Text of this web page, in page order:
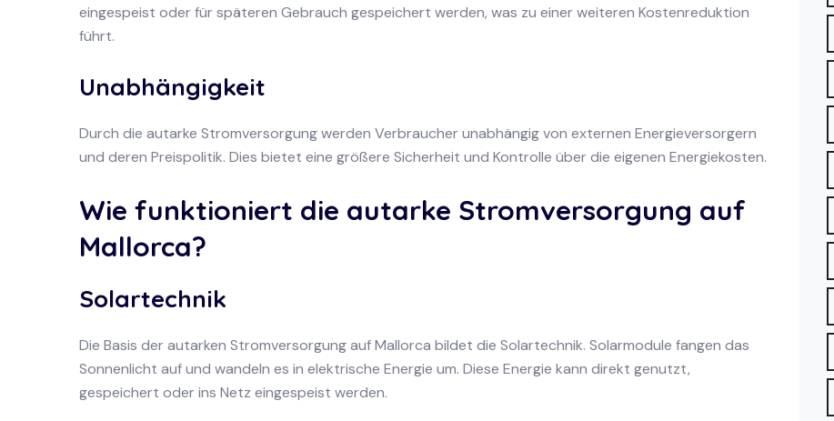
eingespeist oder für späteren Gebrauch gespeichert werden, was zu einer weiteren Kostenreduktion
führt.
Unabhängigkeit
Durch die autarke Stromversorgung werden Verbraucher unabhängig von externen Energieversorgern
und deren Preispolitik. Dies bietet eine größere Sicherheit und Kontrolle über die eigenen Energiekosten.
Wie funktioniert die autarke Stromversorgung auf
Mallorca?
Solartechnik
Die Basis der autarken Stromversorgung auf Mallorca bildet die Solartechnik. Solarmodule fangen das
Sonnenlicht auf und wandeln es in elektrische Energie um. Diese Energie kann direkt genutzt,
gespeichert oder ins Netz eingespeist werden.